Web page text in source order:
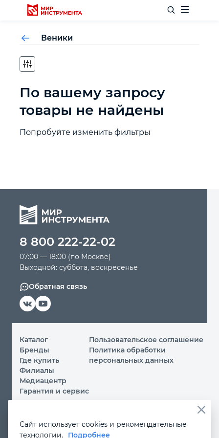
Отделочный инструмент
Слесарный инструмент
Столярный инструмент
Силовое оборудование
Автомобильный инструмент
Крепежный инструмент
Режущий инструмент
Прочий инструмент
Веники
По вашему запросу
товары не найдены
Попробуйте изменить фильтры
8 800 222-22-02
07:00 — 18:00 (по Москве)
Выходной: суббота, воскресенье
Обратная связь
Каталог
Бренды
Где купить
Филиалы
Медиацентр
Гарантия и сервис
Пользовательское соглашение
Политика обработки
персональных данных
Вы принимаете условияполитики обработки
Сайт использует cookies и рекомендательные
технологии.
Подробнее